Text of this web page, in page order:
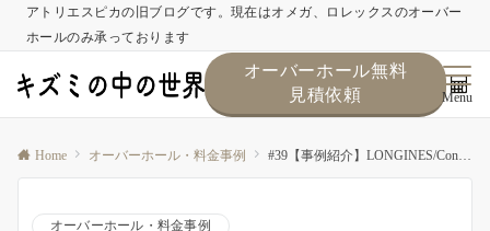
アトリエスピカの旧ブログです。現在はオメガ、ロレックスのオーバー
ホールのみ承っております
オーバーホール無料
見積依頼
Menu
Home オーバーホール・料金事例 #39【事例紹介】LONGINES/Conquest Perpetual Calendar/オーバーホール
オーバーホール・料金事例